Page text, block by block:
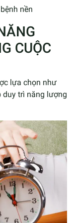
nền
CUỘC
lựa chọn như
duy trì năng lượng